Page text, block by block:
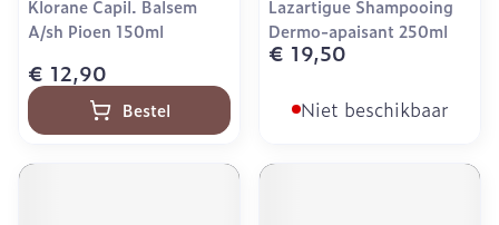
Klorane Capil. Balsem
A/sh Pioen 150ml
€ 12,90
Bestel
Lazartigue Shampooing
Dermo-apaisant 250ml
€ 19,50
Niet beschikbaar